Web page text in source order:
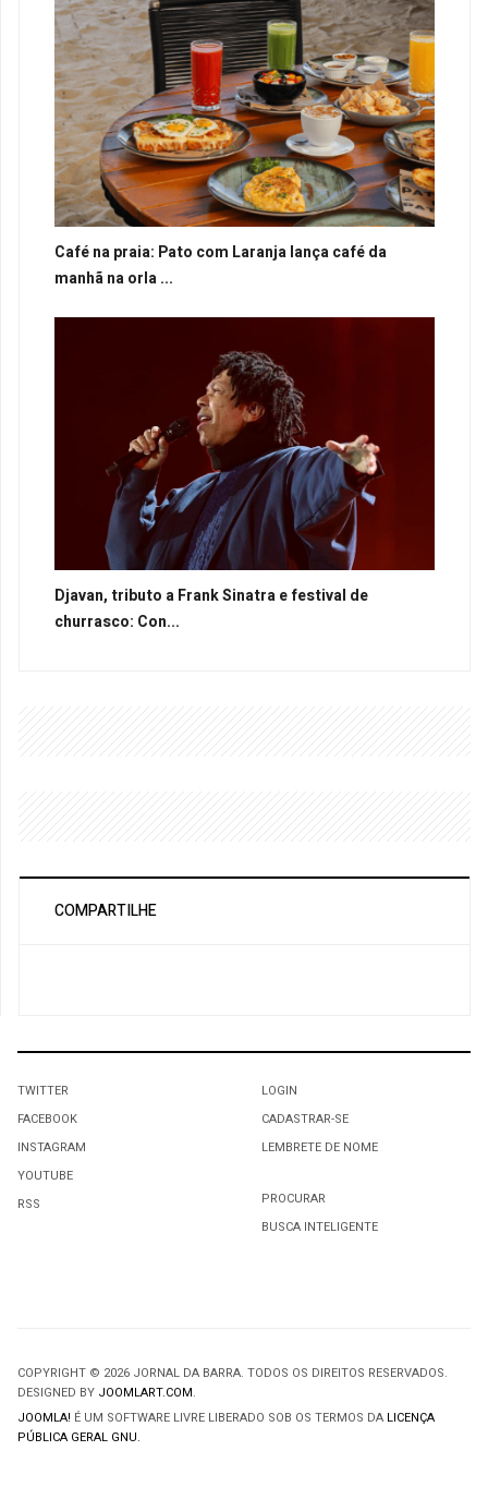
Café na praia: Pato com Laranja lança café da
manhã na orla ...
Djavan, tributo a Frank Sinatra e festival de
churrasco: Con...
COMPARTILHE
TWITTER
FACEBOOK
INSTAGRAM
YOUTUBE
RSS
LOGIN
CADASTRAR-SE
LEMBRETE DE NOME
PROCURAR
BUSCA INTELIGENTE
COPYRIGHT © 2026 JORNAL DA BARRA. TODOS OS DIREITOS RESERVADOS.
DESIGNED BY JOOMLART.COM.
JOOMLA! É UM SOFTWARE LIVRE LIBERADO SOB OS TERMOS DA LICENÇA
PÚBLICA GERAL GNU.